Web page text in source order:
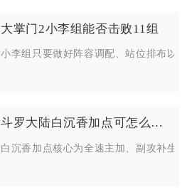
大掌门2小李组能否击败11组
小李组只要做好阵容调配、站位排布以
斗罗大陆白沉香加点可怎么搭配
白沉香加点核心为全速主加、副攻补生